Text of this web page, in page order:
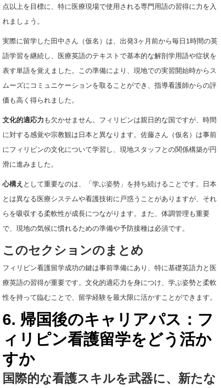
点以上を目標に、特に医療現場で使用される専門用語の習得に力を入
れましょう。
実際に留学した田中さん（仮名）は、出発3ヶ月前から毎日1時間の英
語学習を継続し、医療英語のテキストで基本的な解剖学用語や症状を
表す単語を覚えました。この準備により、現地での実習開始時からス
ムーズにコミュニケーションを取ることができ、指導看護師からの評
価も高く得られました。
文化的適応力も欠かせません。フィリピンは親日的な国ですが、時間
に対する感覚や宗教観は日本と異なります。佐藤さん（仮名）は事前
にフィリピンの文化について学習し、現地スタッフとの関係構築が円
滑に進みました。
心構え として重要なのは、「学ぶ姿勢」を持ち続けることです。日本
とは異なる医療システムや看護技術に戸惑うことがありますが、それ
らを吸収する柔軟性が成長につながります。また、体調管理も重要
で、現地の気候に慣れるための準備や予防接種は必須です。
このセクションのまとめ
フィリピン看護留学成功の鍵は事前準備にあり、特に基礎英語力と医
療英語の習得が重要です。文化的適応力を身につけ、学ぶ姿勢と柔軟
性を持って臨むことで、留学経験を最大限に活かすことができます。
6. 帰国後のキャリアパス：フ
ィリピン看護留学をどう活か
すか
国際的な看護スキルを武器に、新たな